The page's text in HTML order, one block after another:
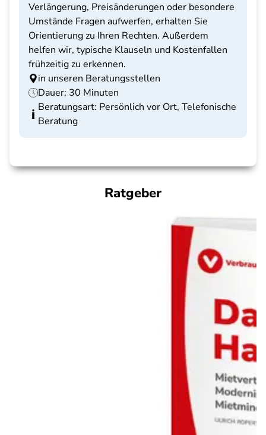
Verlängerung, Preisänderungen oder besondere
Umstände Fragen aufwerfen, erhalten Sie
Orientierung zu Ihren Rechten. Außerdem
helfen wir, typische Klauseln und Kostenfallen
frühzeitig zu erkennen.
in unseren Beratungsstellen
Dauer: 30 Minuten
Beratungsart: Persönlich vor Ort, Telefonische
Beratung
Ratgeber